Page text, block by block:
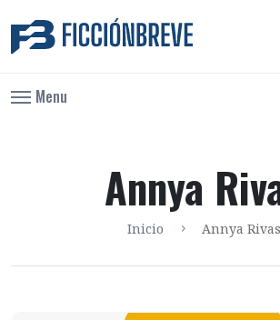
Menu
Annya
Inicio Annya Rivas